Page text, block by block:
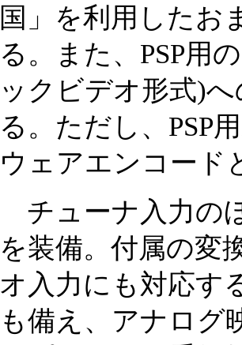
国」を利用したお
る。また、PSP用
ックビデオ形式)
る。ただし、PSP
ウェアエンコード
チューナ入力の
を装備。付属の変
オ入力にも対応す
も備え、アナログ